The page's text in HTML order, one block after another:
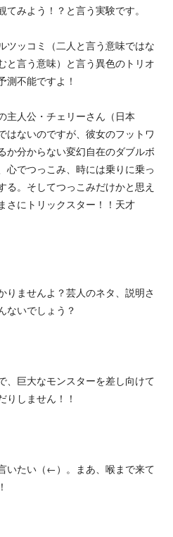
みよう！？と言う実験です。
ツッコミ（二人と言う意味ではな
と言う意味）と言う異色のトリオ
測不能ですよ！
主人公・チェリーさん（日本
はないのですが、彼女のフットワ
か分からない変幻自在のダブルボ
心でつっこみ、時には乗りに乗っ
る。そしてつっこみだけかと思え
さにトリックスター！！天才
りませんよ？芸人のネタ、説明さ
ないでしょう？
、巨大なモンスターを差し向けて
りしません！！
いたい（←）。まあ、喉まで来て